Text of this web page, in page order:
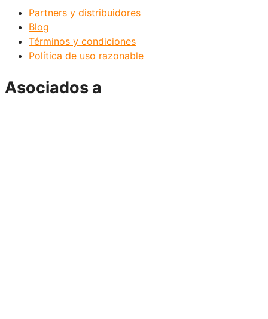
Partners y distribuidores
Blog
Términos y condiciones
Política de uso razonable
Asociados a